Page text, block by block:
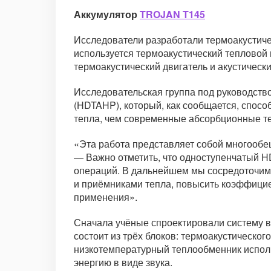
Аккумулятор TROJAN T145
Исследователи разработали
используется термоакустический
термоакустический двигатель и
Исследовательская группа под
(HDTAHP), который, как сообщается,
тепла, чем современные абсорбционные
«Эта работа представляет собой
— Важно отметить, что одноступенчатый
операций. В дальнейшем мы
и приёмниками тепла, повысить
применения».
Сначала учёные спроектировали систему
состоит из трёх блоков:
низкотемпературный теплообменник
энергию в виде звука.